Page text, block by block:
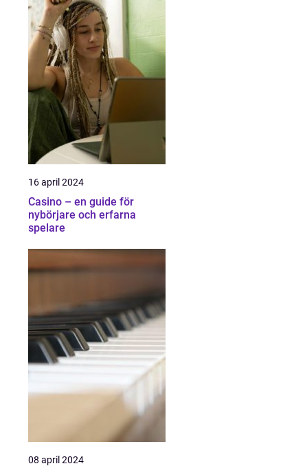
16 april 2024
Casino – en guide för
nybörjare och erfarna
spelare
08 april 2024